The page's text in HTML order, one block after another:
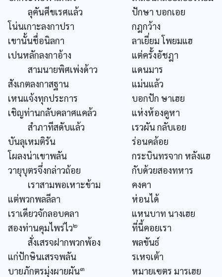
ลุคันศีขเรศแล้ว
ปักษา บอกเอย
โน่นเกาะลงกาปรา
กฎกว้าง
เขานั้นชื่อนิลกา
ลาเยี่ยม โพยมแฮ
เปนหลักลงกาอ้าง
แต่ครั้งอัชฎา
สามนายพิศเพ่งด้าว
แดนมาร
สังเกตลงกาสฐาน
แม่นแล้ว
เหนแจ้งทุกประการ
บอกปัก ษาเฮย
เชิญท่านกลับคลาศแคล้ว
แห่งห้องคูหา
สำภาทีสดับแล้ว
เรวผัน กลับเอย
บันลุเหมติรัน
ร่อนคล้อย
โผลงน่าเขาพลัน
กระบินทรจาก หลังแฮ
วายุบุตรจึ่งกล่าวถ้อย
กับด้วยสองทหาร
เราสามพอเหาะข้าม
คงคา
แต่พวกพลลีลา
ห่อนได้
เราเดียวจักลอบคลา
แหนบาท นางเฮย
สองท่านคุมไพร่ไว๒
ที่นี้คอยเรา
สั่งเสรจฝากพวกพ้อง
พลขันธ์
แก่ปักษินเสรจพลัน
รเหจเต้า
บายภักตรมุ่งผายผัน๓
หมายเฃตร มารเฮย